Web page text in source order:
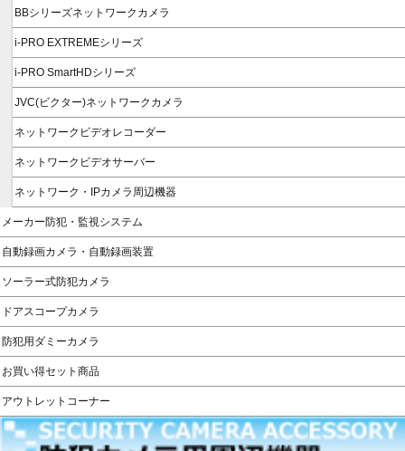
BBシリーズネットワークカメラ
i-PRO EXTREMEシリーズ
i-PRO SmartHDシリーズ
JVC(ビクター)ネットワークカメラ
ネットワークビデオレコーダー
ネットワークビデオサーバー
ネットワーク・IPカメラ周辺機器
メーカー防犯・監視システム
自動録画カメラ・自動録画装置
ソーラー式防犯カメラ
ドアスコープカメラ
防犯用ダミーカメラ
お買い得セット商品
アウトレットコーナー